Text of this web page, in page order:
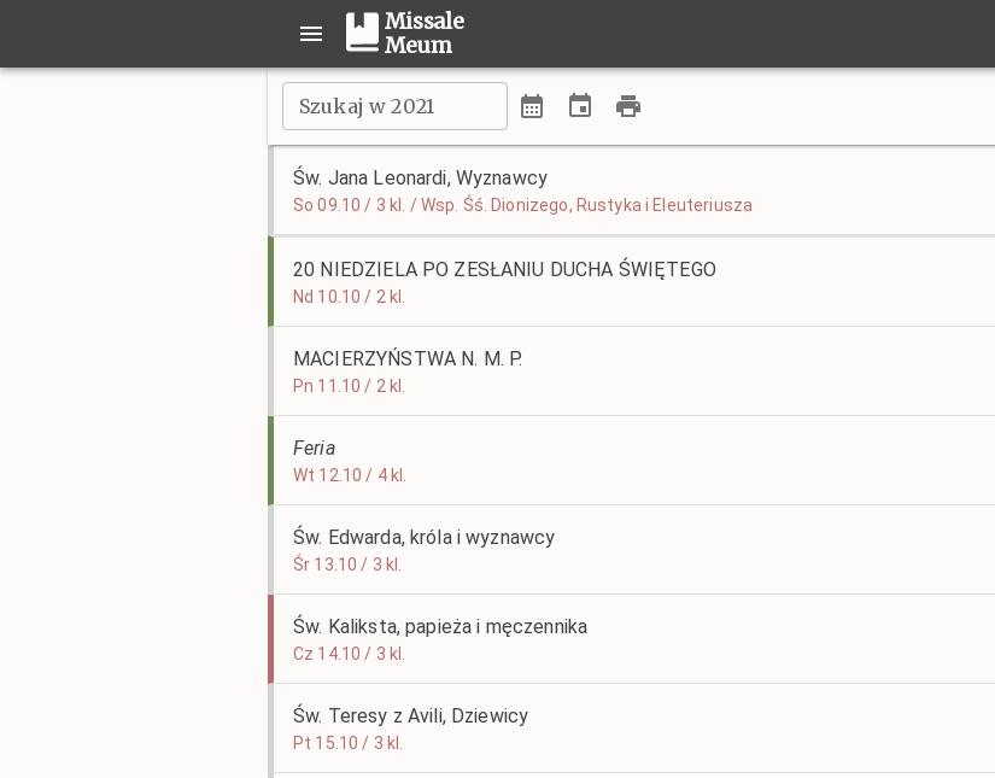
Missale
Meum
Szukaj w 2021
Św. Jana Leonardi, Wyznawcy
So 09.10 / 3 kl. / Wsp. Śś. Dionizego, Rustyka i Eleuteriusza
20 NIEDZIELA PO ZESŁANIU DUCHA ŚWIĘTEGO
Nd 10.10 / 2 kl.
MACIERZYŃSTWA N. M. P.
Pn 11.10 / 2 kl.
Feria
Wt 12.10 / 4 kl.
Św. Edwarda, króla i wyznawcy
Śr 13.10 / 3 kl.
Św. Kaliksta, papieża i męczennika
Cz 14.10 / 3 kl.
Św. Teresy z Avili, Dziewicy
Pt 15.10 / 3 kl.